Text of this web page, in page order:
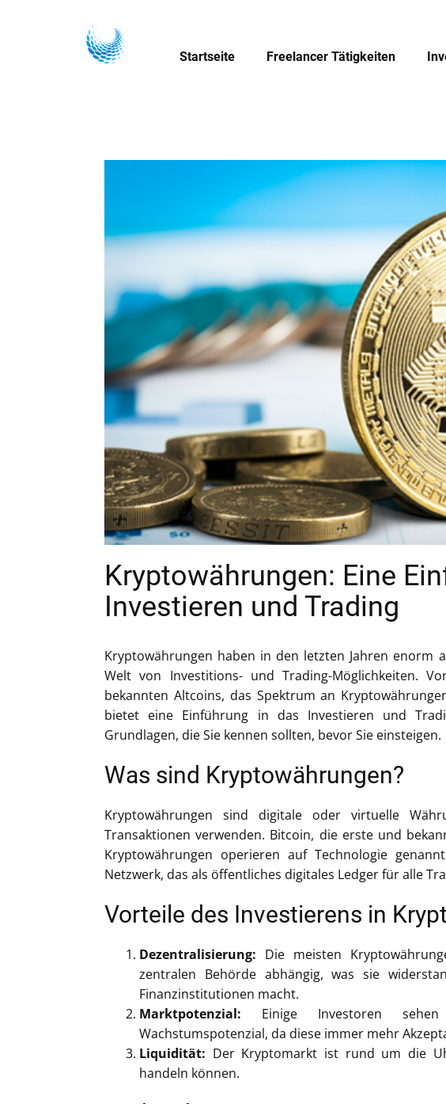
Startseite Freelancer Tätigkeiten
Kryptowährungen: Eine
Investieren und Trading
Kryptowährungen haben in den letzten Jahren enorm
Welt von Investitions- und Trading-Möglichkeiten.
bekannten Altcoins, das Spektrum an
bietet eine Einführung in das Investieren und
Grundlagen, die Sie kennen sollten, bevor Sie einsteigen.
Was sind Kryptowährungen?
Kryptowährungen sind digitale oder virtuelle
Transaktionen verwenden. Bitcoin, die erste und
Kryptowährungen operieren auf Technologie
Netzwerk, das als öffentliches digitales Ledger für alle
Vorteile des Investierens in
Dezentralisierung: Die meisten
zentralen Behörde abhängig, was sie
Finanzinstitutionen macht.
Marktpotenzial: Einige Investoren
Wachstumspotenzial, da diese immer mehr
Liquidität: Der Kryptomarkt ist rund um die
handeln können.